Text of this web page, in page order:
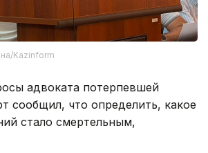
Kazinform
адвоката потерпевшей
сообщил, что определить, какое
стало смертельным,